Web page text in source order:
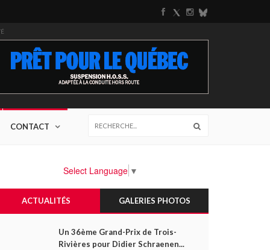
CONTACT
Select Language ▼
ACTUALITÉS GALERIES PHOTOS
Un 36ème Grand-Prix de Trois-
Rivières pour Didier Schraenen...